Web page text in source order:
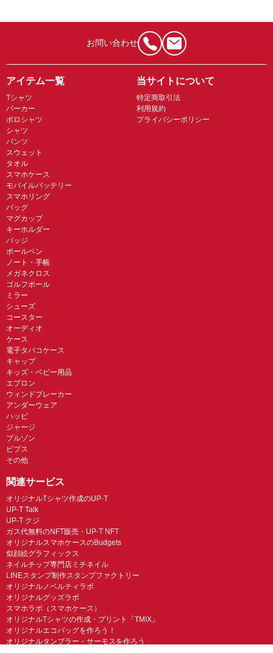
お問い合わせ
アイテム一覧
Tシャツ
パーカー
ポロシャツ
シャツ
パンツ
スウェット
タオル
スマホケース
モバイルバッテリー
スマホリング
バッグ
マグカップ
キーホルダー
バッジ
ボールペン
ノート・手帳
メガネクロス
ゴルフボール
ミラー
シューズ
コースター
オーディオ
ケース
電子タバコケース
キャップ
キッズ・ベビー用品
エプロン
ウィンドブレーカー
アンダーウェア
ハッピ
ジャージ
ブルゾン
ビブス
その他
当サイトについて
特定商取引法
利用規約
プライバシーポリシー
関連サービス
オリジナルTシャツ作成のUP-T
UP-T Talk
UP-T クジ
ガス代無料のNFT販売・UP-T NFT
オリジナルスマホケースのBudgets
似顔絵グラフィックス
ネイルチップ専門店ミチネイル
LINEスタンプ制作スタンプファクトリー
オリジナルノベルティラボ
オリジナルグッズラボ
スマホラボ（スマホケース）
オリジナルTシャツの作成・プリント「TMIX」
オリジナルエコバッグを作ろう！
オリジナルタンブラー・サーモスを作ろう